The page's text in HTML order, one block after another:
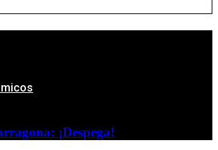
¡Despega!